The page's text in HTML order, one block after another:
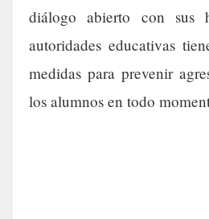
diálogo abierto con sus
autoridades educativas
medidas para prevenir
los alumnos en todo